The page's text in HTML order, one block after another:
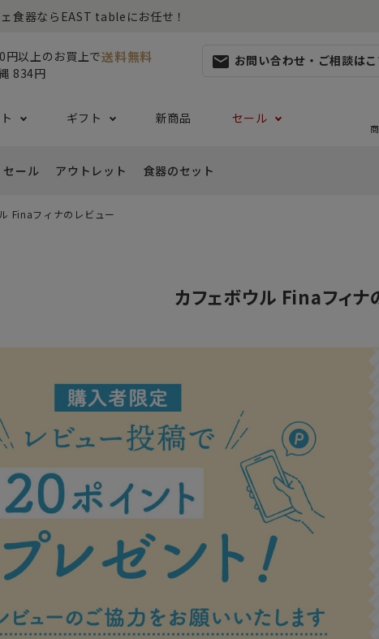
食器ならEAST tableにお任せ！
円以上のお買上で送料無料
834円
mail お問い合わせ・ご相談はこ
- ラーメン鉢
- 湯
- 急
食器
素材で探す
- 陶器製
- 木製
- ガラス製
- 樹脂製
形状
- 丸
- 角
- 仕
- 楕円
- 変形
ギフト
生活・引越し
新商品 セール
セール アウトレット 食器のセット
Finaフィナのレビュー
カフェボウル Finaフィナ